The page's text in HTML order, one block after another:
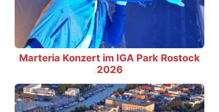
Marteria Konzert im IGA Park Rostock
2026